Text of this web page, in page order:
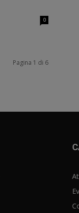
0
Pagina 1 di 6